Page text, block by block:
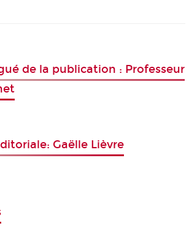
de la publication : Professeur
Gaëlle Lièvre